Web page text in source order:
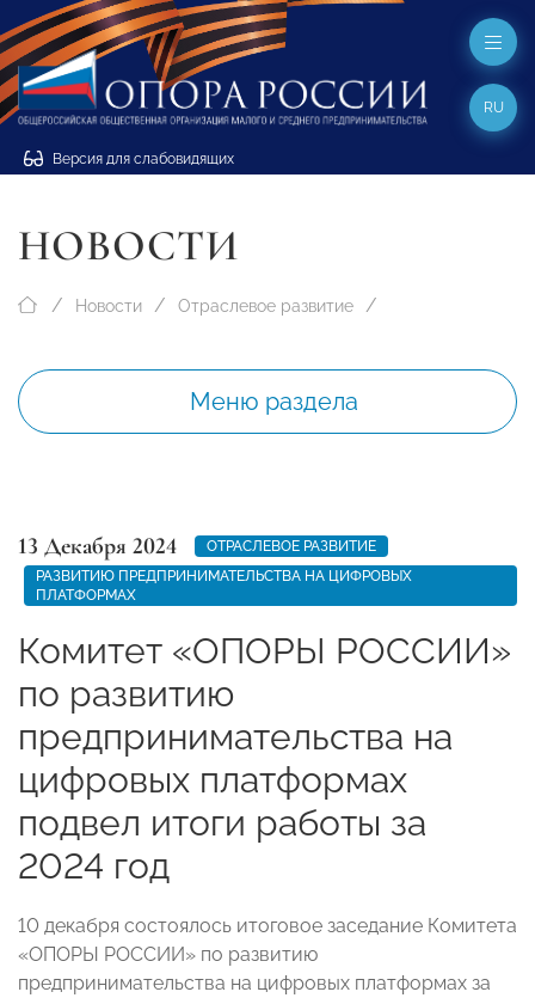
Версия для слабовидящих
RU
НОВОСТИ
Новости Отраслевое развитие
Меню раздела
13 Декабря 2024
ОТРАСЛЕВОЕ РАЗВИТИЕ
РАЗВИТИЮ ПРЕДПРИНИМАТЕЛЬСТВА НА ЦИФРОВЫХ
ПЛАТФОРМАХ
Комитет «ОПОРЫ РОССИИ»
по развитию
предпринимательства на
цифровых платформах
подвел итоги работы за
2024 год
10 декабря состоялось итоговое заседание Комитета
«ОПОРЫ РОССИИ» по развитию
предпринимательства на цифровых платформах за